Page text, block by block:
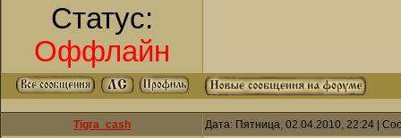
Статус:
Оффлайн
Tigra_cash Дата: Пятница, 02.04.2010, 22:24 |